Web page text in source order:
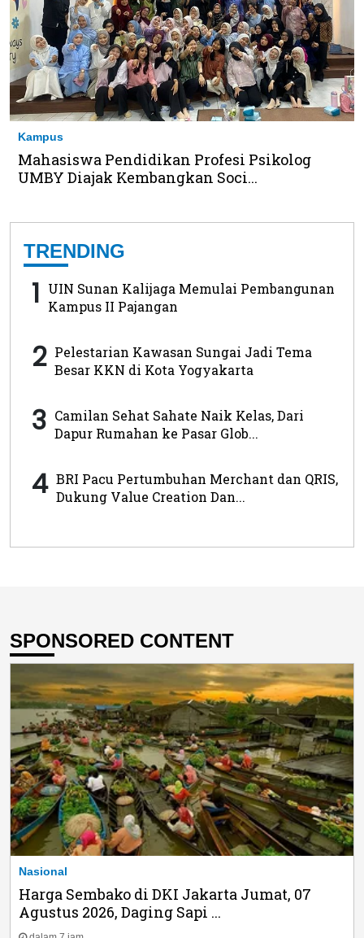
Kampus
Mahasiswa Pendidikan Profesi Psikolog
UMBY Diajak Kembangkan Soci...
TRENDING
1 UIN Sunan Kalijaga Memulai Pembangunan
Kampus II Pajangan
2 Pelestarian Kawasan Sungai Jadi Tema
Besar KKN di Kota Yogyakarta
3 Camilan Sehat Sahate Naik Kelas, Dari
Dapur Rumahan ke Pasar Glob...
4 BRI Pacu Pertumbuhan Merchant dan QRIS,
Dukung Value Creation Dan...
SPONSORED CONTENT
Nasional
Harga Sembako di DKI Jakarta Jumat, 07
Agustus 2026, Daging Sapi ...